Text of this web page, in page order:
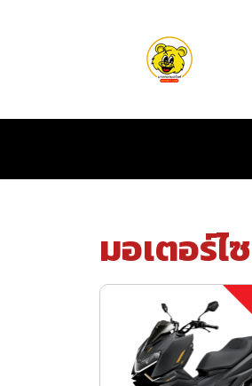
มอเตอร์